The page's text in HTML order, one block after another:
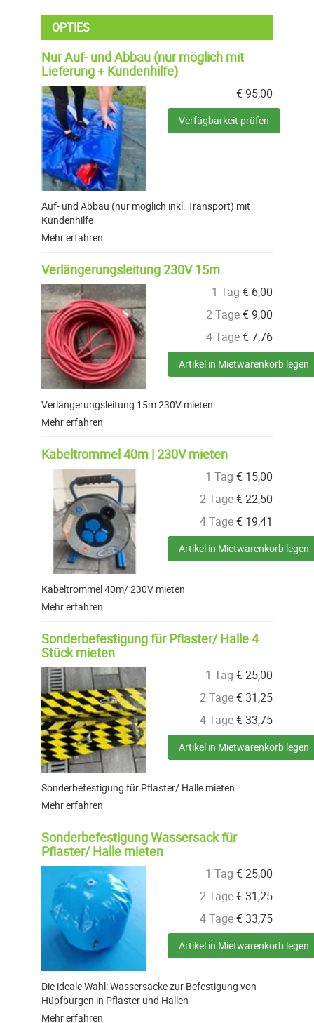
OPTIES
Nur Auf- und Abbau (nur möglich mit
Lieferung + Kundenhilfe)
€95,00
Verfügbarkeit prüfen
Auf- und Abbau (nur möglich inkl. Transport) mit
Kundenhilfe
Mehr erfahren
Verlängerungsleitung 230V 15m
1 Tag € 6,00
2 Tage€9,00
4 Tage€7,76
Artikel in Mietwarenkorb legen
Verlängerungsleitung 15m 230V mieten
Mehr erfahren
Kabeltrommel 40m | 230V mieten
1 Tag € 15,00
2 Tage€22,50
4 Tage€ 19,41
Artikel in Mietwarenkorb legen
Kabeltrommel 40m/ 230V mieten
Mehr erfahren
Sonderbefestigung für Pflaster/ Halle 4
Stück mieten
1 Tag €25,00
2 Tage€31,25
4 Tage€33,75
Artikel in Mietwarenkorb legen
Sonderbefestigung für Pflaster/ Halle mieten
Mehr erfahren
Sonderbefestigung Wassersack für
Pflaster/ Halle mieten
1 Tag €25,00
2 Tage€31,25
4 Tage€33,75
Artikel in Mietwarenkorb legen
Die ideale Wahl: Wassersäcke zur Befestigung von
Hüpfburgen in Pflaster und Hallen
Mehr erfahren